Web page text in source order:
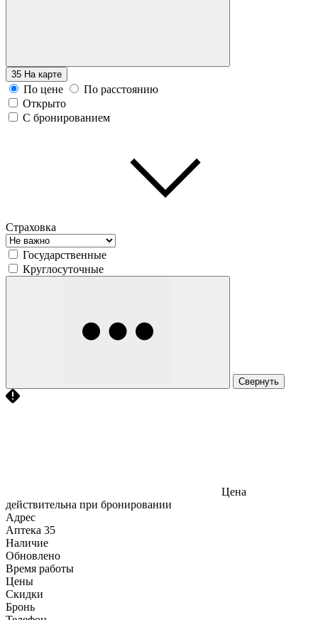
35 На карте
По цене
По расстоянию
Открыто
С бронированием
Страховка
Государственные
Круглосуточные
Свернуть
Цена
действительна при бронировании
Адрес
Аптека 35
Наличие
Обновлено
Время работы
Цены
Скидки
Бронь